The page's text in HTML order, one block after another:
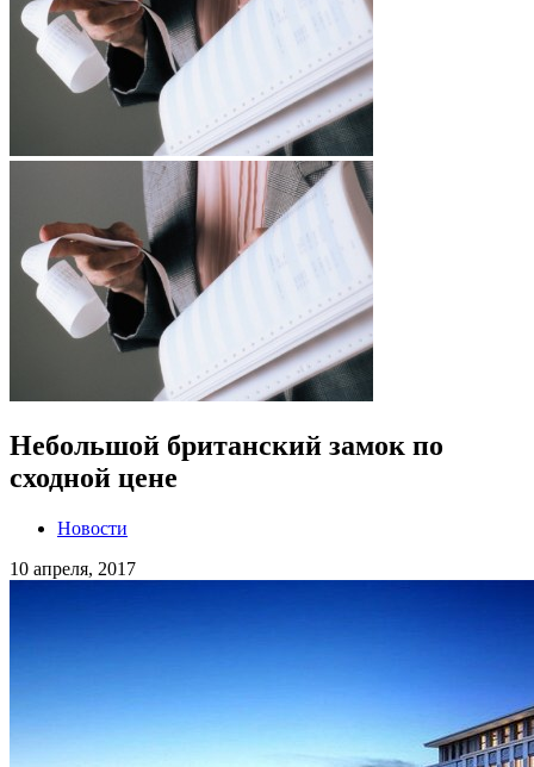
Небольшой британский замок по
сходной цене
Новости
10 апреля, 2017